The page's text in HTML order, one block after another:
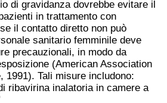
di gravidanza dovrebbe evitare il
in trattamento con
il contatto diretto non può
sanitario femminile deve
precauzionali, in modo da
(American Association
1991). Tali misure includono:
ribavirina inalatoria in camere a